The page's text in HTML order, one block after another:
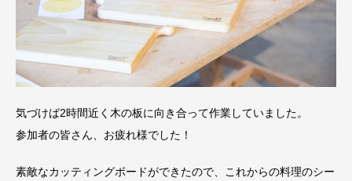
気づけば2時間近く木の板に向き合って作業していました。
参加者の皆さん、お疲れ様でした！
素敵なカッティングボードができたので、これからの料理のシー